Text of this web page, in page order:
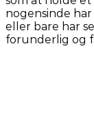
nogensinde
eller bare har
forunderlig og